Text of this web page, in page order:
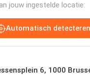
jouw ingestelde locatie:
Automatisch detecteren
6, 1000